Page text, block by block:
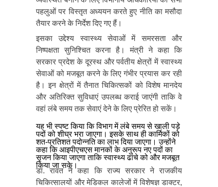
पहलुओं पर विस्तृत अध्ययन करते हुए नीति का मसौदा
तैयार करने के निर्देश दिए गए हैं।
इसका उद्देश्य स्वास्थ्य सेवाओं में समरसता और
निष्पक्षता सुनिश्चित करना है। मंत्री ने कहा कि
सरकार प्रदेश के दूरस्थ और पर्वतीय क्षेत्रों में स्वास्थ्य
सेवाओं को मजबूत करने के लिए गंभीर प्रयास कर रही
है। इन क्षेत्रों में तैनात चिकित्सकों को विशेष मानदेय
और अतिरिक्त सुविधाएं उपलब्ध कराई जाएंगी ताकि वे
वहां लंबे समय तक सेवाएं देने के लिए प्रेरित हो सकें।
यह भी स्पष्ट किया कि विभाग में लंबे समय से खाली पड़े
पदों को शीघ्र भरा जाएगा। इसके साथ ही कार्मिकों को
शत-प्रतिशत पदोन्नति का लाभ दिया जाएगा। उन्होंने
कहा कि आइपीएचएस मानकों के अनुरूप नए पदों का
सृजन किया जाएगा ताकि स्वास्थ्य ढांचे को और मजबूत
किया जा सके।
डा. रावत ने कहा कि राज्य सरकार ने राजकीय
चिकित्सालयों और मेडिकल कालेजों में विशेषज्ञ डाक्टर,